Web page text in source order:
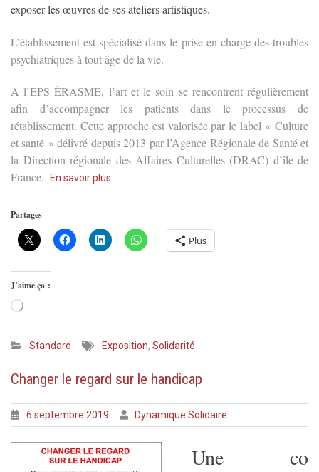
exposer les œuvres de ses ateliers artistiques.
L’établissement est spécialisé dans le prise en charge des troubles
psychiatriques à tout âge de la vie.
A l’EPS ÉRASME, l’art et le soin se rencontrent régulièrement
afin d’accompagner les patients dans le processus de
rétablissement. Cette approche est valorisée par le label « Culture
et santé » délivré depuis 2013 par l’Agence Régionale de Santé et
la Direction régionale des Affaires Culturelles (DRAC) d’île de
France.
En savoir plus…
Partages
Plus
J’aime ça :
Chargement…
Standard Exposition, Solidarité
Changer le regard sur le handicap
6 septembre 2019 Dynamique Solidaire
Une co